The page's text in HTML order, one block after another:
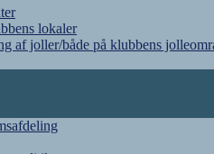
lokaler
af joller/både på klubbens